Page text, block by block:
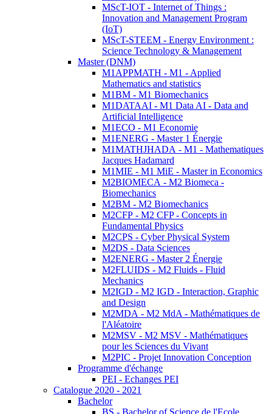
MScT-IOT - Internet of Things :
Innovation and Management Program
(IoT)
MScT-STEEM - Energy Environment :
Science Technology & Management
Master (DNM)
M1APPMATH - M1 - Applied
Mathematics and statistics
M1BM - M1 Biomechanics
M1DATAAI - M1 Data AI - Data and
Artificial Intelligence
M1ECO - M1 Economie
M1ENERG - Master 1 Énergie
M1MATHJHADA - M1 - Mathematiques
Jacques Hadamard
M1MIE - M1 MiE - Master in Economics
M2BIOMECA - M2 Biomeca -
Biomechanics
M2BM - M2 Biomechanics
M2CFP - M2 CFP - Concepts in
Fundamental Physics
M2CPS - Cyber Physical System
M2DS - Data Sciences
M2ENERG - Master 2 Énergie
M2FLUIDS - M2 Fluids - Fluid
Mechanics
M2IGD - M2 IGD - Interaction, Graphic
and Design
M2MDA - M2 MdA - Mathématiques de
l'Aléatoire
M2MSV - M2 MSV - Mathématiques
pour les Sciences du Vivant
M2PIC - Projet Innovation Conception
Programme d'échange
PEI - Echanges PEI
Catalogue 2020 - 2021
Bachelor
BS - Bachelor of Science de l'Ecole